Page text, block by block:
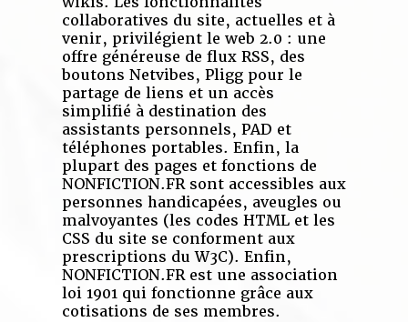
collaboratives du site, actuelles et à
venir, privilégient le web 2.0 : une
offre généreuse de flux RSS, des
boutons Netvibes, Pligg pour le
partage de liens et un accès
simplifié à destination des
assistants personnels, PAD et
téléphones portables. Enfin, la
plupart des pages et fonctions de
NONFICTION.FR sont accessibles aux
personnes handicapées, aveugles ou
malvoyantes (les codes HTML et les
CSS du site se conforment aux
prescriptions du W3C). Enfin,
NONFICTION.FR est une association
loi 1901 qui fonctionne grâce aux
cotisations de ses membres.